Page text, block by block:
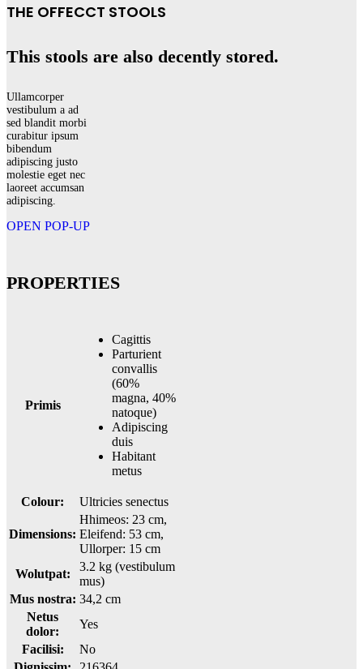
THE OFFECCT STOOLS
This stools are also decently stored.
Ullamcorper
vestibulum a ad
sed blandit morbi
curabitur ipsum
bibendum
adipiscing justo
molestie eget nec
laoreet accumsan
adipiscing.
OPEN POP-UP
PROPERTIES
Primis
Cagittis
Parturient
convallis
(60%
magna, 40%
natoque)
Adipiscing
duis
Habitant
metus
Colour: Ultricies senectus
Dimensions:
Hhimeos: 23 cm,
Eleifend: 53 cm,
Ullorper: 15 cm
Wolutpat:
3.2 kg (vestibulum
mus)
Mus nostra: 34,2 cm
Netus
dolor:
Yes
Facilisi:
No